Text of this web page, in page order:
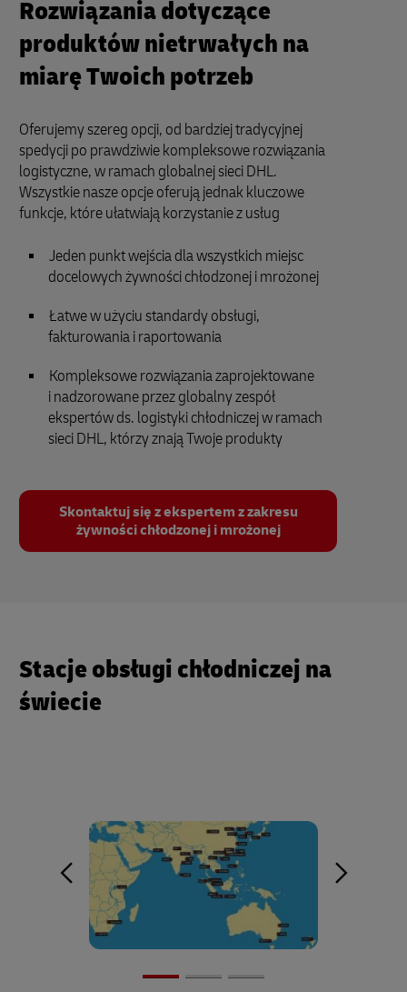
Rozwiązania dotyczące
produktów nietrwałych na
miarę Twoich potrzeb
Oferujemy szereg opcji, od bardziej tradycyjnej
spedycji po prawdziwie kompleksowe rozwiązania
logistyczne, w ramach globalnej sieci DHL.
Wszystkie nasze opcje oferują jednak kluczowe
funkcje, które ułatwiają korzystanie z usług
Jeden punkt wejścia dla wszystkich miejsc
docelowych żywności chłodzonej i mrożonej
Łatwe w użyciu standardy obsługi,
fakturowania i raportowania
Kompleksowe rozwiązania zaprojektowane
i nadzorowane przez globalny zespół
ekspertów ds. logistyki chłodniczej w ramach
sieci DHL, którzy znają Twoje produkty
Skontaktuj się z ekspertem z zakresu
żywności chłodzonej i mrożonej
Stacje obsługi chłodniczej na
świecie